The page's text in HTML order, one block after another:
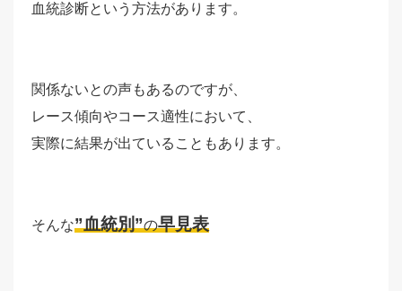
血統診断という方法があります。
関係ないとの声もあるのですが、
レース傾向やコース適性において、
実際に結果が出ていることもあります。
そんな”血統別”の早見表